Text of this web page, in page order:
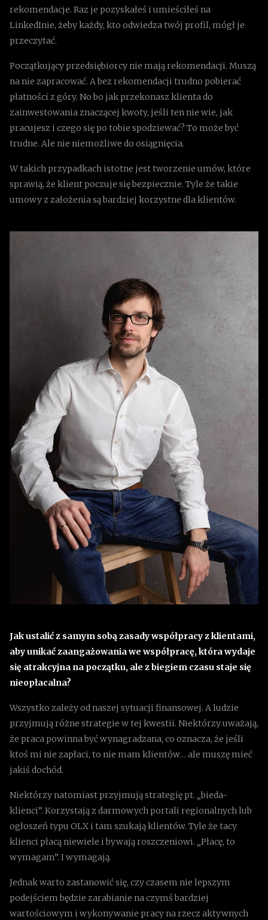
rekomendacje. Raz je pozyskałeś i umieściłeś na
LinkedInie, żeby każdy, kto odwiedza twój profil, mógł je
przeczytać.
Początkujący przedsiębiorcy nie mają rekomendacji. Muszą
na nie zapracować. A bez rekomendacji trudno pobierać
płatności z góry. No bo jak przekonasz klienta do
zainwestowania znaczącej kwoty, jeśli ten nie wie, jak
pracujesz i czego się po tobie spodziewać? To może być
trudne. Ale nie niemożliwe do osiągnięcia.
W takich przypadkach istotne jest tworzenie umów, które
sprawią, że klient poczuje się bezpiecznie. Tyle że takie
umowy z założenia są bardziej korzystne dla klientów.
Jak ustalić z samym sobą zasady współpracy z klientami,
aby unikać zaangażowania we współpracę, która wydaje
się atrakcyjna na początku, ale z biegiem czasu staje się
nieopłacalna?
Wszystko zależy od naszej sytuacji finansowej. A ludzie
przyjmują różne strategie w tej kwestii. Niektórzy uważają,
że praca powinna być wynagradzana, co oznacza, że jeśli
ktoś mi nie zapłaci, to nie mam klientów… ale muszę mieć
jakiś dochód.
Niektórzy natomiast przyjmują strategię pt. „bieda-
klienci”. Korzystają z darmowych portali regionalnych lub
ogłoszeń typu OLX i tam szukają klientów. Tyle że tacy
klienci płacą niewiele i bywają roszczeniowi. „Płacę, to
wymagam”. I wymagają.
Jednak warto zastanowić się, czy czasem nie lepszym
podejściem będzie zarabianie na czymś bardziej
wartościowym i wykonywanie pracy na rzecz aktywnych